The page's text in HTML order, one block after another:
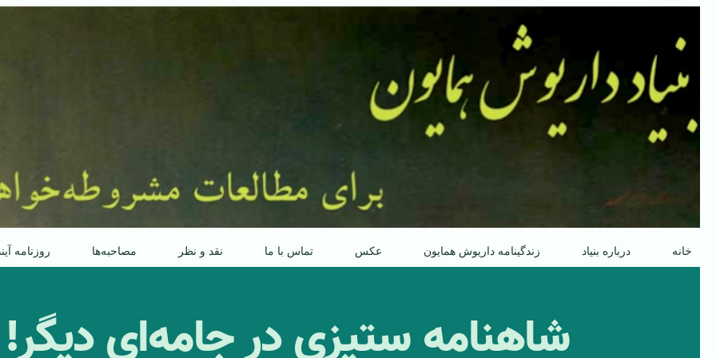
پرش
محتوا
خانه درباره بنیاد زندگینامه داریوش همایون عکس تماس با ما نقد و نظر مصاحبه‌ها روزنامه
شاهنامه ستیزی در جامه‌ای